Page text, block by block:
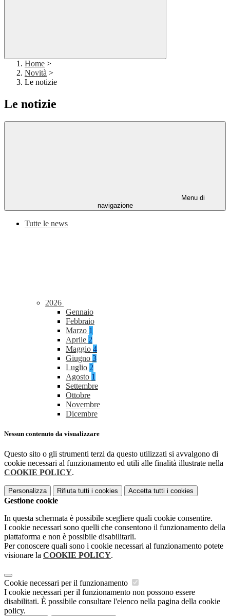
Home >
Novità >
Le notizie
Le notizie
Menu di
navigazione
Tutte le news
2026
Gennaio
Febbraio
Marzo 1
Aprile 2
Maggio 4
Giugno 3
Luglio 2
Agosto 1
Settembre
Ottobre
Novembre
Dicembre
Nessun contenuto da visualizzare
Questo sito o gli strumenti terzi da questo utilizzati si avvalgono di
cookie necessari al funzionamento ed utili alle finalità illustrate nella
COOKIE POLICY.
Personalizza Rifiuta tutti i cookies Accetta tutti i cookies
Gestione cookie
In questa schermata è possibile scegliere quali cookie consentire.
I cookie necessari sono quelli che consentono il funzionamento della
piattaforma e non è possibile disabilitarli.
Per conoscere quali sono i cookie necessari al funzionamento potete
visionare la COOKIE POLICY.
Cookie necessari per il funzionamento
I cookie necessari per il funzionamento non possono essere
disabilitati. È possibile consultare l'elenco nella pagina della cookie
policy.